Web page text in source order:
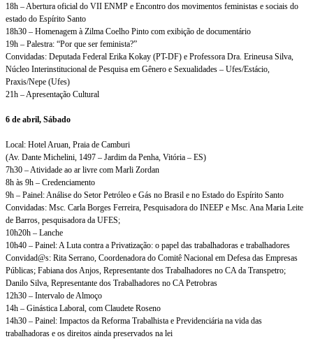
18h – Abertura oficial do VII ENMP e Encontro dos movimentos feministas e sociais do
estado do Espírito Santo
18h30 – Homenagem à Zilma Coelho Pinto com exibição de documentário
19h – Palestra: “Por que ser feminista?”
Convidadas: Deputada Federal Erika Kokay (PT-DF) e Professora Dra. Erineusa Silva,
Núcleo Interinstitucional de Pesquisa em Gênero e Sexualidades – Ufes/Estácio,
Praxis/Nepe (Ufes)
21h – Apresentação Cultural
6 de abril, Sábado
Local: Hotel Aruan, Praia de Camburi
(Av. Dante Michelini, 1497 – Jardim da Penha, Vitória – ES)
7h30 – Atividade ao ar livre com Marli Zordan
8h às 9h – Credenciamento
9h – Painel: Análise do Setor Petróleo e Gás no Brasil e no Estado do Espírito Santo
Convidadas: Msc. Carla Borges Ferreira, Pesquisadora do INEEP e Msc. Ana Maria Leite
de Barros, pesquisadora da UFES;
10h20h – Lanche
10h40 – Painel: A Luta contra a Privatização: o papel das trabalhadoras e trabalhadores
Convidad@s: Rita Serrano, Coordenadora do Comitê Nacional em Defesa das Empresas
Públicas; Fabiana dos Anjos, Representante dos Trabalhadores no CA da Transpetro;
Danilo Silva, Representante dos Trabalhadores no CA Petrobras
12h30 – Intervalo de Almoço
14h – Ginástica Laboral, com Claudete Roseno
14h30 – Painel: Impactos da Reforma Trabalhista e Previdenciária na vida das
trabalhadoras e os direitos ainda preservados na lei